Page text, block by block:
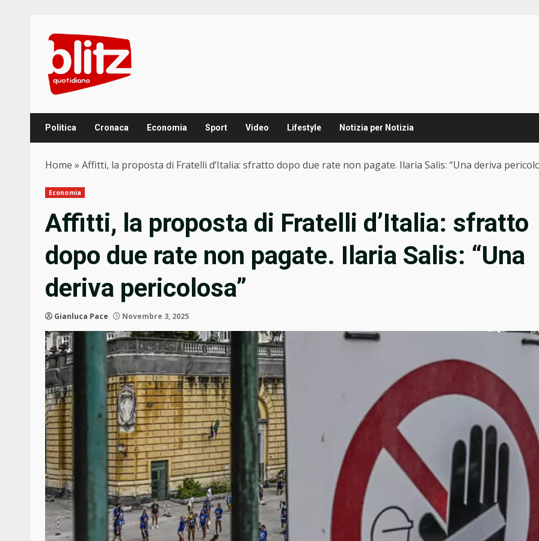
content
Politica Cronaca Economia Sport Video Lifestyle Notizia per Notizia
Home » Affitti, la proposta di Fratelli d’Italia: sfratto dopo due rate non pagate. Ilaria Salis: “Una deriva
Economia
Affitti, la proposta di Fratelli d’Italia: sfratto
dopo due rate non pagate. Ilaria Salis: “Una
deriva pericolosa”
Gianluca Pace Novembre 3, 2025